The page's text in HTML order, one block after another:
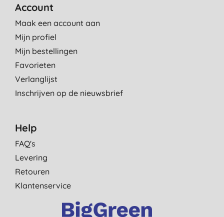
Account
Maak een account aan
Mijn profiel
Mijn bestellingen
Favorieten
Verlanglijst
Inschrijven op de nieuwsbrief
Help
FAQ's
Levering
Retouren
Klantenservice